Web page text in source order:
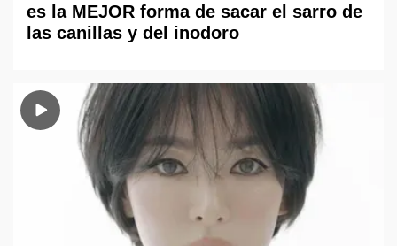
es la MEJOR forma de sacar el sarro de
las canillas y del inodoro